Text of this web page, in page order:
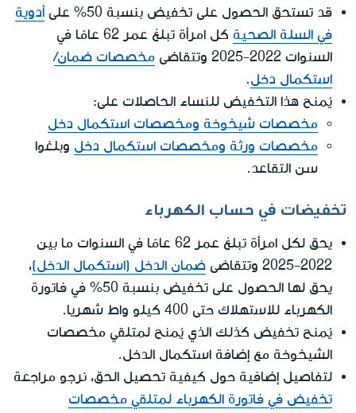
قد تستحق الحصول على تخفيض بنسبة 50% على
أدوية
في السلة الصحية
كل امرأة تبلغ عمر 62 عامًا في
السنوات 2022-2025 وتتقاضى
مخصصات ضمان/
استكمال دخل.
يُمنح هذا التخفيض للنساء الحاصلات على:
مخصصات شيخوخة ومخصصات استكمال دخل
مخصصات ورثة ومخصصات استكمال دخل وبلغوا
سن التقاعد.
تخفيضات في حساب الكهرباء
يحق لكل امرأة تبلغ عمر 62 عامًا في السنوات ما بين
2022-2025 وتتقاضى
ضمان الدخل (استكمال الدخل)،
يحق لها الحصول على تخفيض بنسبة 50% في فاتورة
الكهرباء للاستهلاك حتى 400 كيلو واط شهريا.
يُمنح تخفيض كذلك الذي يُمنح لمتلقي مخصصات
الشيخوخة مع إضافة استكمال الدخل.
لتفاصيل إضافية حول كيفية تحصيل الحق، نرجو مراجعة
تخفيض في فاتورة الكهرباء لمتلقي مخصصات